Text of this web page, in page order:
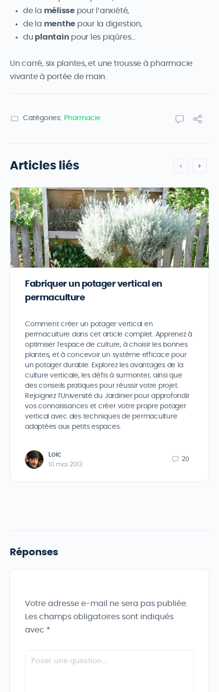
de la mélissepour l’anxiété,
de la menthe pour la digestion,
du plantain pour les piqûres…
Un carré, six plantes, et une trousse à pharmacie
vivante à portée de main.
Catégories: Pharmacie
Articles liés
Fabriquer un potager vertical en
permaculture
Comment créer un potager vertical en
permaculture dans cet article complet. Apprenez à
optimiser l’espace de culture, à choisir les bonnes
plantes, et à concevoir un système efficace pour
un potager durable. Explorez les avantages de la
culture verticale, les défis à surmonter, ainsi que
des conseils pratiques pour réussir votre projet.
Rejoignez l’Université du Jardinier pour approfondir
vos connaissances et créer votre propre potager
vertical avec des techniques de permaculture
adaptées aux petits espaces.
Loïc
10 mai 2013
20
Réponses
Votre adresse e-mail ne sera pas publiée.
Les champs obligatoires sont indiqués
avec *